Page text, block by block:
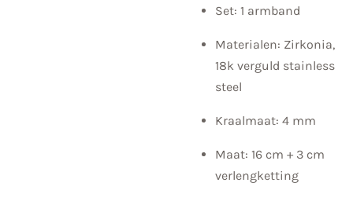
Set: 1 armband
Materialen: Zirkonia,
18k verguld stainless
steel
Kraalmaat: 4 mm
Maat: 16 cm + 3 cm
verlengketting